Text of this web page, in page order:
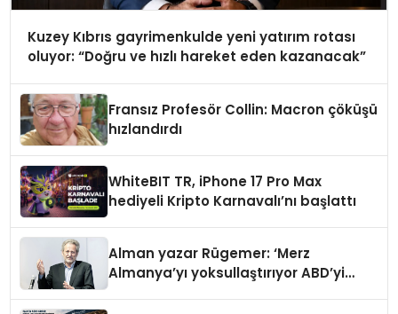
Kuzey Kıbrıs gayrimenkulde yeni yatırım rotası
oluyor: “Doğru ve hızlı hareket eden kazanacak”
Fransız Profesör Collin: Macron çöküşü
hızlandırdı
WhiteBIT TR, iPhone 17 Pro Max
hediyeli Kripto Karnavalı’nı başlattı
Alman yazar Rügemer: ‘Merz
Almanya’yı yoksullaştırıyor ABD’yi